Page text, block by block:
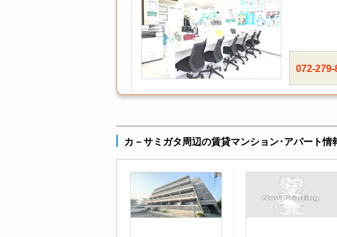
072-279-
カ－サミガタ周辺の賃貸マンション･アパート情